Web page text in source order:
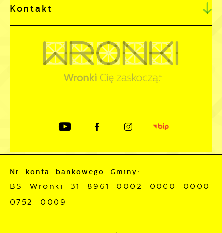
Kontakt
Nr konta bankowego Gminy:
BS Wronki 31 8961 0002 0000 0000
0752 0009